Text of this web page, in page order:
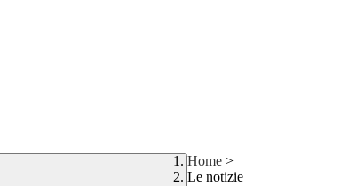
Home >
Le notizie